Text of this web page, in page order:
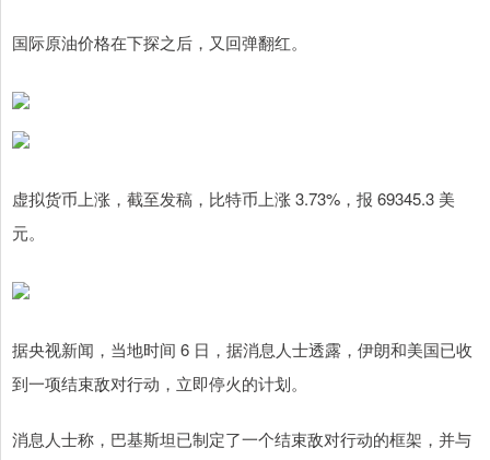
国际原油价格在下探之后，又回弹翻红。
虚拟货币上涨，截至发稿，比特币上涨 3.73%，报 69345.3 美
元。
据央视新闻，当地时间 6 日，据消息人士透露，伊朗和美国已收
到一项结束敌对行动，立即停火的计划。
消息人士称，巴基斯坦已制定了一个结束敌对行动的框架，并与